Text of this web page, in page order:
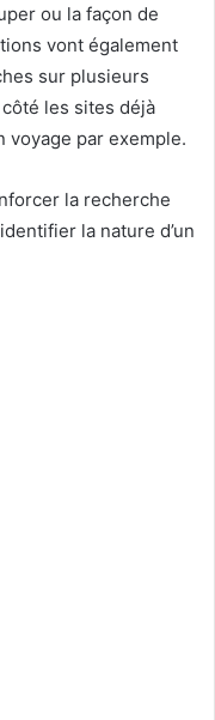
ou la façon de
vont également
sur plusieurs
les sites déjà
voyage par exemple.
la recherche
la nature d’un